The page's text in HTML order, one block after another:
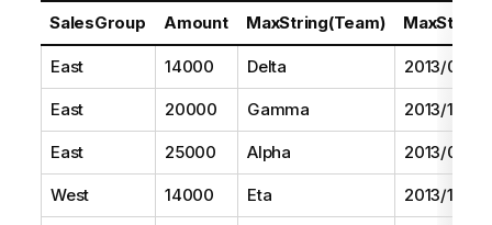
SalesGroup Amount MaxString(Team)
East 14000 Delta 2013/08/01
East 20000 Gamma 2013/11/01
East 25000 Alpha 2013/07/01
West 14000 Eta 2013/10/01